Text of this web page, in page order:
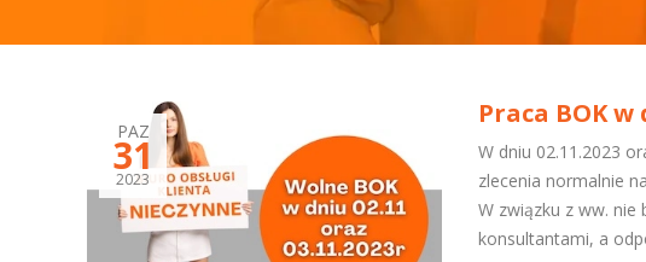
PAZ
31
2023
Praca BOK w
W dniu 02.11.2023
zlecenia normalnie
W związku z ww. nie
konsultantami, a